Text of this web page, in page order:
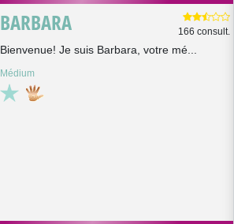
BARBARA 166 consult.
Bienvenue! Je suis Barbara, votre mé...
Médium